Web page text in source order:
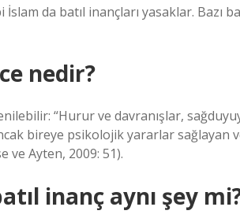
da batıl inançları yasaklar. Bazı
nedir?
“Hurur ve davranışlar,
bireye psikolojik yararlar sağlayan
ve Ayten, 2009: 51).
inanç aynı şey